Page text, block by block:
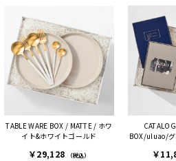
で、いい思い出になりまし
た。
す。
TABLE WARE BOX / MATTE / ホワ
イト&ホワイトゴールド
￥29,128 （税込）
BOX/uluao/
￥